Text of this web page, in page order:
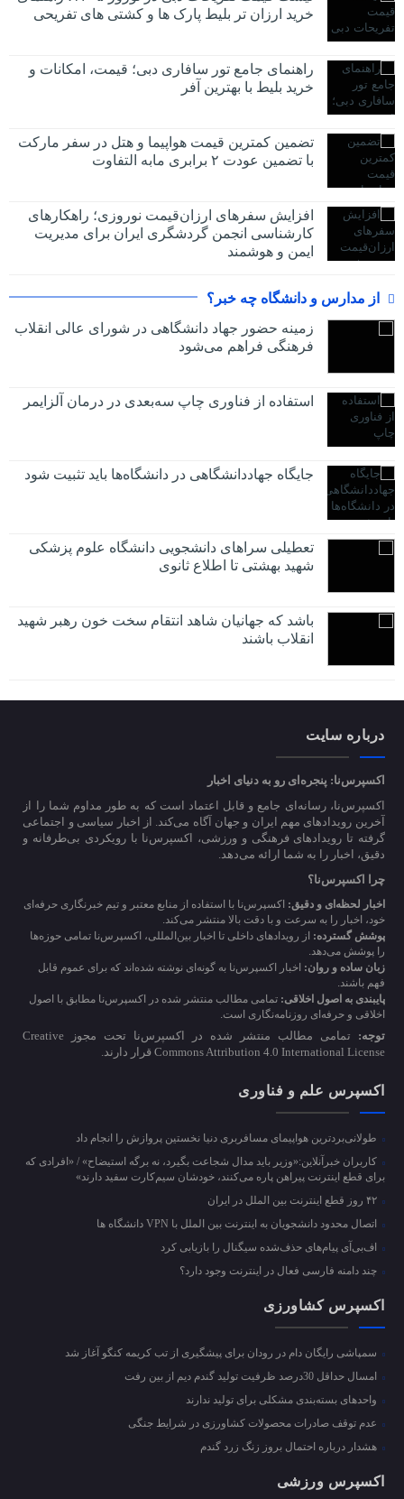
خرید ارزان تر بلیط پارک ها و کشتی های تفریحی
راهنمای جامع تور سافاری دبی؛ قیمت، امکانات و
خرید بلیط با بهترین آفر
تضمین کمترین قیمت هواپیما و هتل در سفر مارکت
با تضمین عودت ۲ برابری مابه التفاوت
افزایش سفرهای ارزان‌قیمت نوروزی؛ راهکارهای
کارشناسی انجمن گردشگری ایران برای مدیریت
ایمن و هوشمند
از مدارس و دانشگاه چه خبر؟
زمینه حضور جهاد دانشگاهی در شورای عالی انقلاب
فرهنگی فراهم می‌شود
استفاده از فناوری چاپ سه‌بعدی در درمان آلزایمر
جایگاه جهاددانشگاهی در دانشگاه‌ها باید تثبیت شود
تعطیلی سراهای دانشجویی دانشگاه علوم پزشکی
شهید بهشتی تا اطلاع ثانوی
باشد که جهانیان شاهد انتقام سخت خون رهبر شهید
انقلاب باشند
درباره سایت
اکسپرس‌نا: پنجره‌ای رو به دنیای اخبار
اکسپرس‌نا، رسانه‌ای جامع و قابل اعتماد است که به طور مداوم شما را از
آخرین رویدادهای مهم ایران و جهان آگاه می‌کند. از اخبار سیاسی و اجتماعی
گرفته تا رویدادهای فرهنگی و ورزشی، اکسپرس‌نا با رویکردی بی‌طرفانه و
دقیق، اخبار را به شما ارائه می‌دهد.
چرا اکسپرس‌نا؟
اخبار لحظه‌ای و دقیق: اکسپرس‌نا با استفاده از منابع معتبر و تیم خبرنگاری حرفه‌ای
خود، اخبار را به سرعت و با دقت بالا منتشر می‌کند.
پوشش گسترده: از رویدادهای داخلی تا اخبار بین‌المللی، اکسپرس‌نا تمامی حوزه‌ها
را پوشش می‌دهد.
زبان ساده و روان: اخبار اکسپرس‌نا به گونه‌ای نوشته شده‌اند که برای عموم قابل
فهم باشند.
پایبندی به اصول اخلاقی: تمامی مطالب منتشر شده در اکسپرس‌نا مطابق با اصول
اخلاقی و حرفه‌ای روزنامه‌نگاری است.
توجه:
تمامی مطالب منتشر شده در اکسپرس‌نا تحت مجوز Creative
Commons Attribution 4.0 International License قرار دارند.
اکسپرس علم و فناوری
طولانی‌بردترین هواپیمای مسافربری دنیا نخستین پروازش را انجام داد
کاربران خبرآنلاین:«وزیر باید مدال شجاعت بگیرد، نه برگه استیضاح» / «افرادی که
برای قطع اینترنت پیراهن پاره می‌کنند، خودشان سیم‌کارت سفید دارند»
۴۲ روز قطع اینترنت بین الملل در ایران
اتصال محدود دانشجویان به اینترنت بین الملل با VPN دانشگاه ها
اف‌بی‌آی پیام‌های حذف‌شده سیگنال را بازیابی کرد
چند دامنه فارسی فعال در اینترنت وجود دارد؟
اکسپرس کشاورزی
سمپاشی رایگان دام در رودان برای پیشگیری از تب کریمه کنگو آغاز شد
امسال حداقل 30درصد ظرفیت تولید گندم دیم از بین رفت
واحد‌های بسته‌بندی مشکلی برای تولید ندارند
عدم توقف صادرات محصولات کشاورزی در شرایط جنگی
هشدار درباره احتمال بروز زنگ زرد گندم
اکسپرس ورزشی